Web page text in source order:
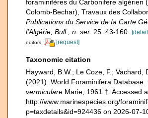
foraminifères du Carbonifère algérien
Colomb-Bechar), Travaux des
Publications du Service de Ia Carte
l'Algérie, Bull., n. ser. 25: 43-160.
editors
[request]
Taxonomic citation
Hayward, B.W.; Le Coze, F.; Vachard,
(2021). World Foraminifera Database.
vermiculare Marie, 1961 †. Accessed
http://www.marinespecies.org/
p=taxdetails&id=924436 on 2026-07-